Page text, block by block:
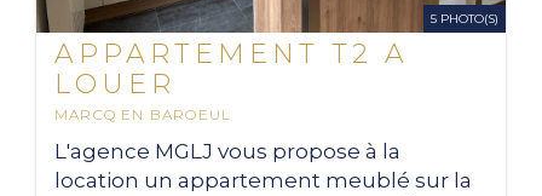
5 PHOTO(S)
APPARTEMENT T2 A
LOUER
MARCQ EN BAROEUL
44.24 M 2
L'agence MGLJ vous propose à la
location un appartement meublé sur la